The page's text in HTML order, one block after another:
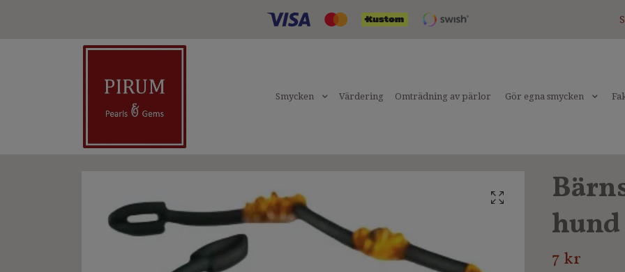
Smycken Värdering Omträdning av pärlor Gör egna smycken
7 kr